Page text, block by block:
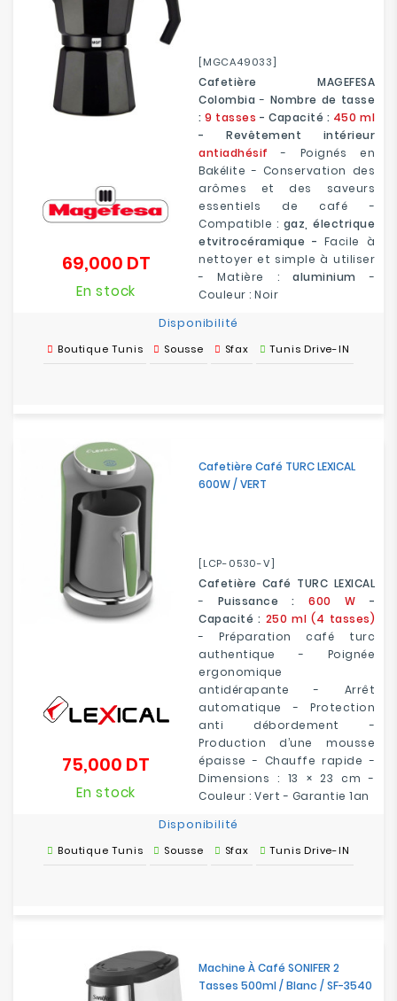
[MGCA49033]
Cafetière MAGEFESA
Colombia - Nombre de tasse
: 9 tasses - Capacité : 450 ml
- Revêtement intérieur
antiadhésif
- Poignés en
Bakélite - Conservation des
arômes et des saveurs
essentiels de café -
Compatible : gaz, électrique
etvitrocéramique - Facile à
nettoyer et simple à utiliser
- Matière :aluminium -
Couleur : Noir
69,000 DTPrix
En stock
Disponibilité
Boutique Tunis Sousse Sfax Tunis Drive-IN
Cafetière Café TURC LEXICAL
600W / VERT
[LCP-0530-V]
Cafetière Café TURC LEXICAL
- Puissance : 600 W -
Capacité : 250 ml (4 tasses)
- Préparation café turc
authentique - Poignée
ergonomique
antidérapante - Arrêt
automatique - Protection
anti débordement -
Production d’une mousse
épaisse - Chauffe rapide -
Dimensions : 13 × 23 cm -
Couleur : Vert - Garantie 1an
75,000 DT
En stock
Disponibilité
Boutique Tunis Sousse Sfax Tunis Drive-IN
Machine À Café SONIFER 2
Tasses 500ml / Blanc / SF-3540